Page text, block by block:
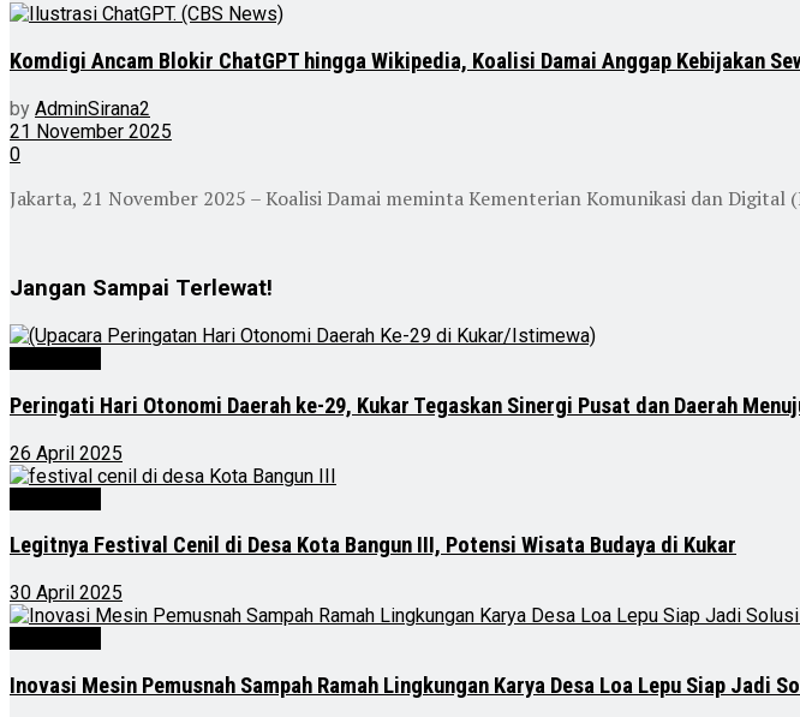
Komdigi Ancam Blokir ChatGPT hingga Wikipedia, Koalisi Damai Anggap Kebijakan
by AdminSirana2
21 November 2025
0
Jakarta, 21 November 2025 – Koalisi Damai meminta Kementerian Komunikasi dan
Jangan Sampai Terlewat!
Peringati Hari Otonomi Daerah ke-29, Kukar Tegaskan Sinergi Pusat dan Daerah
26 April 2025
Legitnya Festival Cenil di Desa Kota Bangun III, Potensi Wisata Budaya di Kukar
30 April 2025
Inovasi Mesin Pemusnah Sampah Ramah Lingkungan Karya Desa Loa Lepu Siap Jadi